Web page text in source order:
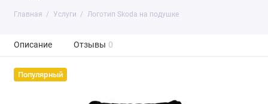
Главная Услуги Логотип Skoda на подушке
Описание Отзывы 0
Популярный